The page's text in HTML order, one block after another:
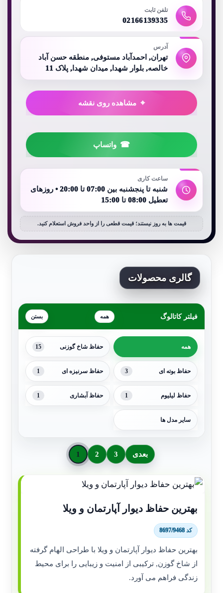
تلفن ثابت
02166139335
آدرس
تهران, احمدآباد مستوفی, منطقه حسن آباد
خالصه, بلوار شهدا, میدان شهدا, پلاک 11
مشاهده روی نقشه
واتساپ
ساعت کاری
شنبه تا پنجشنبه بین 07:00 تا 20:00 • روزهای
تعطیل 08:00 تا 15:00
قیمت ها به روز نیستند؛ قیمت قطعی را از واحد فروش استعلام کنید.
گالری محصولات
فیلتر کاتالوگ همه
همه حفاظ شاخ گوزنی 15
حفاظ بوته ای 3 حفاظ سرنیزه ای 1
حفاظ لیلیوم 1 حفاظ آبشاری 1
سایر مدل ها
1 2 3 بعدی
بهترین حفاظ دیوار آپارتمان و ویلا
کد 8697/9468
بهترین حفاظ دیوار آپارتمان و ویلا با طراحی الهام گرفته
از شاخ گوزن, ترکیبی از امنیت و زیبایی را برای محیط
زندگی فراهم می آورد.